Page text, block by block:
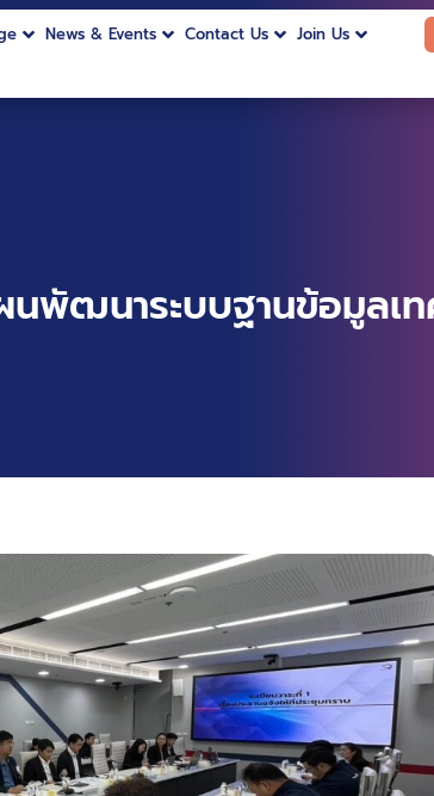
News & Events Contact Us Join Us
พัฒนาระบบฐานข้อมูลเท